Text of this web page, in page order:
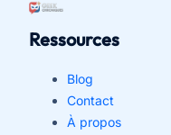
Ressources
Blog
Contact
À propos